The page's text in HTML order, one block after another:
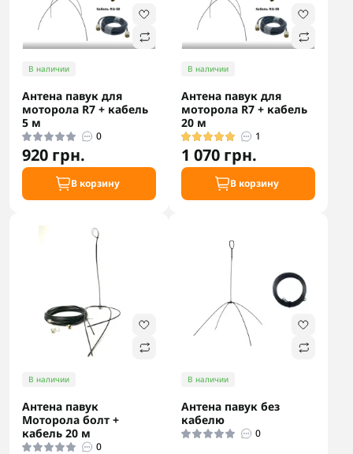
В наличии
Антена павук для
моторола R7 + кабель
5 м
0
920 грн.
В корзину
В наличии
Антена павук для
моторола R7 + кабель
20 м
1
1 070 грн.
В корзину
В наличии
Антена павук
Моторола болт +
кабель 20 м
0
В наличии
Антена павук без
кабелю
0